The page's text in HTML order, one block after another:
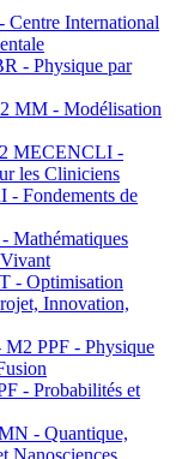
International
- Physique par
MM - Modélisation
MECENCLI -
les Cliniciens
Fondements de
- Optimisation
Innovation,
PPF - Physique
- Probabilités et
- Quantique,
Nanosciences